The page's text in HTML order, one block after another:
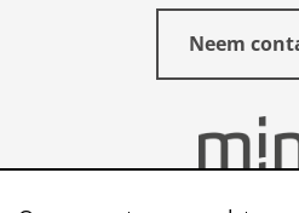
Neem